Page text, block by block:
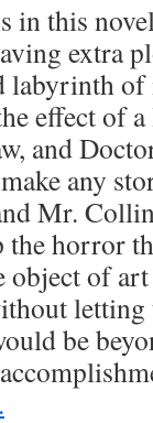
in this
extra
labyrinth
effect of
and
any
Mr.
horror
of art
be